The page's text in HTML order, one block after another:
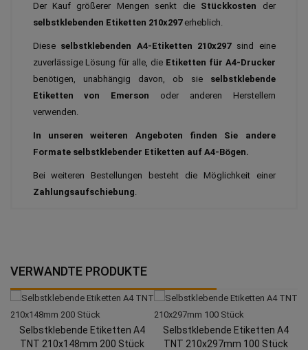
Der Kauf größerer Mengen senkt die Stückkosten der
selbstklebenden Etiketten 210x297erheblich.
Diese selbstklebenden A4-Etiketten 210x297sind eine
zuverlässige Lösung für alle, die Etiketten für A4-Drucker
benötigen, unabhängig davon, ob sie selbstklebende
Etiketten von Emerson oder anderen Herstellern
verwenden.
In unseren weiteren Angeboten finden Sie andere
Formate selbstklebender Etiketten auf A4-Bögen.
Bei weiteren Bestellungen besteht die Möglichkeit einer
Zahlungsaufschiebung.
VERWANDTE PRODUKTE
Selbstklebende Etiketten A4
TNT 210x148mm 200 Stück
Selbstklebende Etiketten A4
TNT 210x297mm 100 Stück